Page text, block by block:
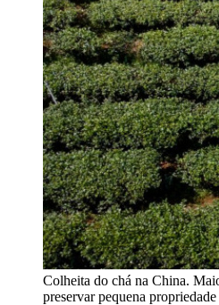
Colheita do chá na China.
preservar pequena